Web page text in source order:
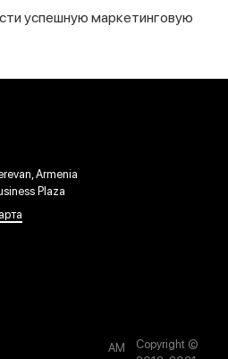
успешную маркетинговую
Armenia
Plaza
AM
Copyright ©